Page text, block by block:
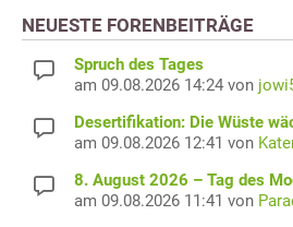
NEUESTE FORENBEITRÄGE
Spruch des Tages
am 09.08.2026 14:24 von
Desertifikation: Die Wüste
am 09.08.2026 12:41 von
8. August 2026 – Tag des
am 09.08.2026 11:41 von